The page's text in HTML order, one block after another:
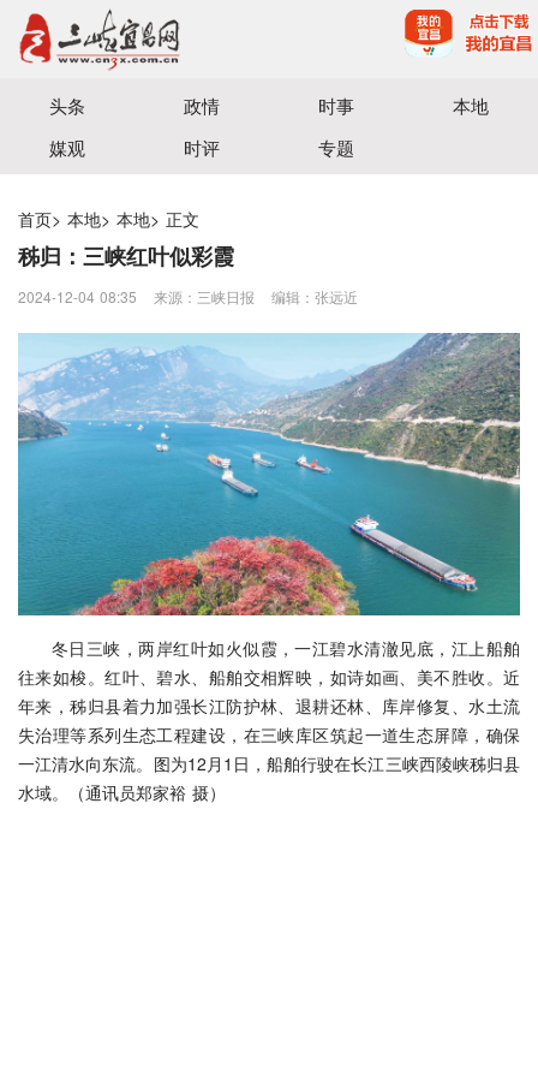
宜昌三峡融媒体中心主办
头条 政情 时事
本地
媒观
时评 专题
首页> 本地> 本地> 正文
秭归：三峡红叶似彩霞
2024-12-04 08:35 来源：三峡日报 编辑：张远近
冬日三峡，两岸红叶如火似霞，一江碧水清澈见底，江上船舶
往来如梭。红叶、碧水、船舶交相辉映，如诗如画、美不胜收。近
年来，秭归县着力加强长江防护林、退耕还林、库岸修复、水土流
失治理等系列生态工程建设，在三峡库区筑起一道生态屏障，确保
一江清水向东流。图为12月1日，船舶行驶在长江三峡西陵峡秭归县
水域。（通讯员郑家裕 摄）